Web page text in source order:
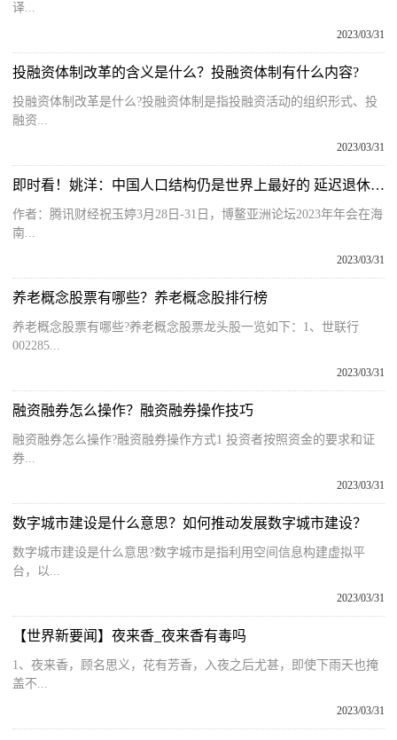
译...
2023/03/31
投融资体制改革的含义是什么？投融资体制有什么内容?
投融资体制改革是什么?投融资体制是指投融资活动的组织形式、投
融资...
2023/03/31
即时看！姚洋：中国人口结构仍是世界上最好的 延迟退休应尽快推进
作者：腾讯财经祝玉婷3月28日-31日，博鳌亚洲论坛2023年年会在海
南...
2023/03/31
养老概念股票有哪些？养老概念股排行榜
养老概念股票有哪些?养老概念股票龙头股一览如下：1、世联行
002285...
2023/03/31
融资融券怎么操作？融资融券操作技巧
融资融券怎么操作?融资融券操作方式1 投资者按照资金的要求和证
券...
2023/03/31
数字城市建设是什么意思？如何推动发展数字城市建设？
数字城市建设是什么意思?数字城市是指利用空间信息构建虚拟平
台，以...
2023/03/31
【世界新要闻】夜来香_夜来香有毒吗
1、夜来香，顾名思义，花有芳香，入夜之后尤甚，即使下雨天也掩
盖不...
2023/03/31